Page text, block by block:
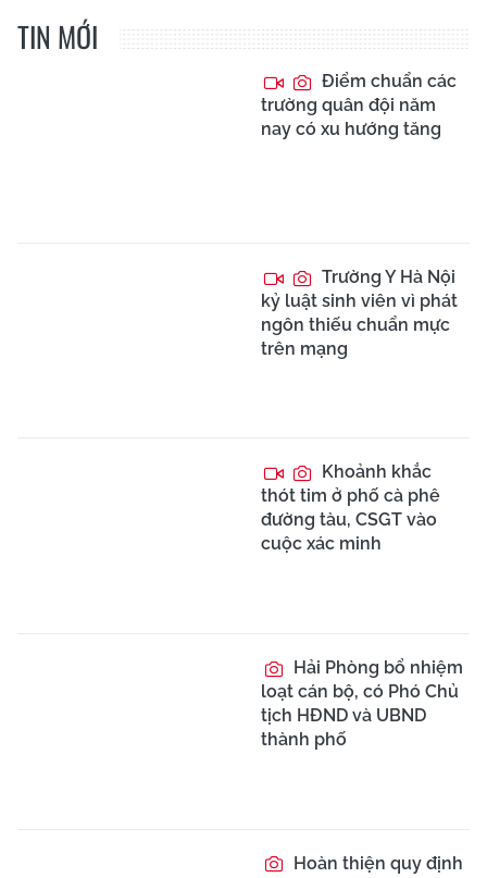
TIN MỚI
Điểm chuẩn các
trường quân đội năm
nay có xu hướng tăng
Trường Y Hà Nội
kỷ luật sinh viên vì phát
ngôn thiếu chuẩn mực
trên mạng
Khoảnh khắc
thót tim ở phố cà phê
đường tàu, CSGT vào
cuộc xác minh
Hải Phòng bổ nhiệm
loạt cán bộ, có Phó Chủ
tịch HĐND và UBND
thành phố
Hoàn thiện quy định